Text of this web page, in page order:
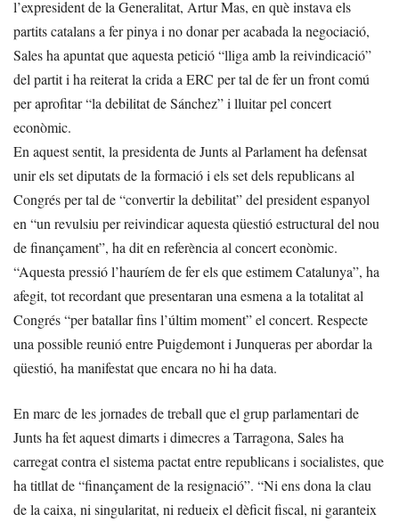
l’expresident de la Generalitat, Artur Mas, en què instava els
partits catalans a fer pinya i no donar per acabada la negociació,
Sales ha apuntat que aquesta petició “lliga amb la reivindicació”
del partit i ha reiterat la crida a ERC per tal de fer un front comú
per aprofitar “la debilitat de Sánchez” i lluitar pel concert
econòmic.
En aquest sentit, la presidenta de Junts al Parlament ha defensat
unir els set diputats de la formació i els set dels republicans al
Congrés per tal de “convertir la debilitat” del president espanyol
en “un revulsiu per reivindicar aquesta qüestió estructural del nou
de finançament”, ha dit en referència al concert econòmic.
“Aquesta pressió l’hauríem de fer els que estimem Catalunya”, ha
afegit, tot recordant que presentaran una esmena a la totalitat al
Congrés “per batallar fins l’últim moment” el concert. Respecte
una possible reunió entre Puigdemont i Junqueras per abordar la
qüestió, ha manifestat que encara no hi ha data.
En marc de les jornades de treball que el grup parlamentari de
Junts ha fet aquest dimarts i dimecres a Tarragona, Sales ha
carregat contra el sistema pactat entre republicans i socialistes, que
ha titllat de “finançament de la resignació”. “Ni ens dona la clau
de la caixa, ni singularitat, ni redueix el dèficit fiscal, ni garanteix